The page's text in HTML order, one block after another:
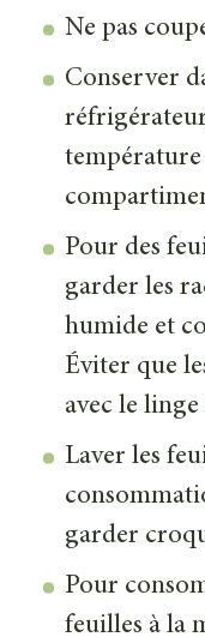
Ne pas
Conserver
température
Pour des
garder les
humide et
Éviter que
avec le
Laver les
garder
Pour
feuilles à la